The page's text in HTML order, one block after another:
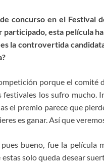
concurso en el Festival
esta película
la controvertida
porque el comité
festivales los sufro mucho.
el premio parece que
es ganar. Así que
pues bueno, fue la
solo queda desear